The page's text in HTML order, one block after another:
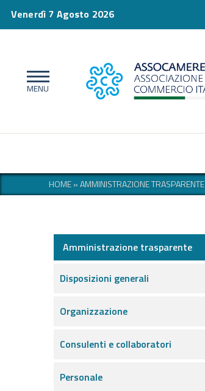
Venerdì 7 Agosto 2026
HOME»AMMINISTRAZIONE TRASPARENTE
Amministrazione trasparente
Disposizioni generali
Organizzazione
Consulenti e collaboratori
Personale